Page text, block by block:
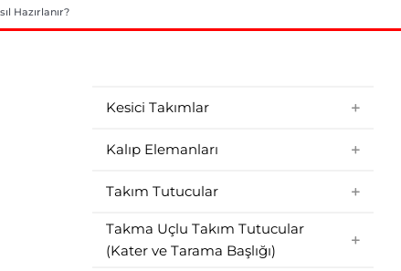
Hazırlanır?
Kesici Takımlar
Kalıp Elemanları
Takım Tutucular
Takma Uçlu Takım Tutucular
(Kater ve Tarama Başlığı)